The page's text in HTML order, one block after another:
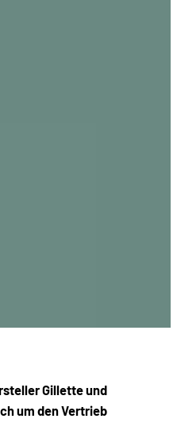
Gillette und
um den Vertrieb